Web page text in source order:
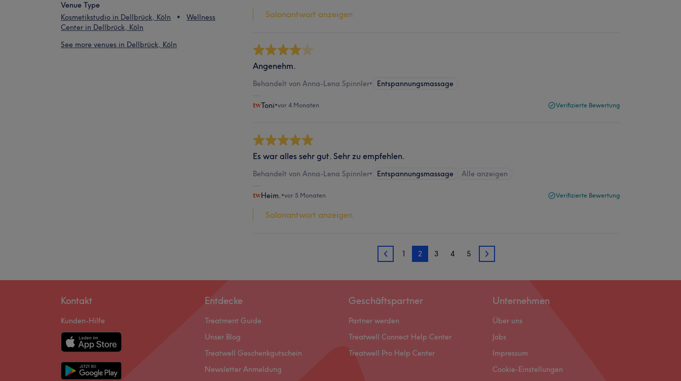
Venue Type
Kosmetikstudio in Dellbrück, Köln
Wellness
Center in Dellbrück, Köln
See more venues in Dellbrück, Köln
Salonantwort anzeigen
Angenehm.
Behandelt von Anna-Lena Spinnler• Entspannungsmassage
Toni•vor 4 Monaten Verifizierte Bewertung
Es war alles sehr gut. Sehr zu empfehlen.
Behandelt von Anna-Lena Spinnler• Entspannungsmassage Alle anzeigen
Heim. •vor 5 Monaten Verifizierte Bewertung
Salonantwort anzeigen
1 1 2 3 4 5 3
Kontakt
Kunden-Hilfe
Entdecke
Treatment Guide
Unser Blog
Treatwell Geschenkgutschein
Newsletter Anmeldung
Geschäftspartner
Partner werden
Treatwell Connect Help Center
Treatwell Pro Help Center
Unternehmen
Über uns
Jobs
Impressum
Cookie-Einstellungen